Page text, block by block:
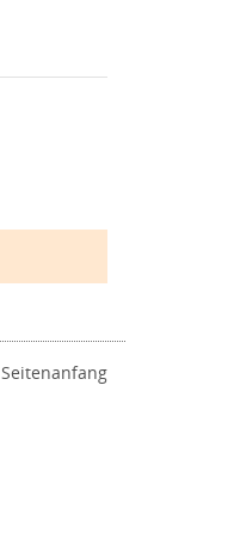
Seitenanfang